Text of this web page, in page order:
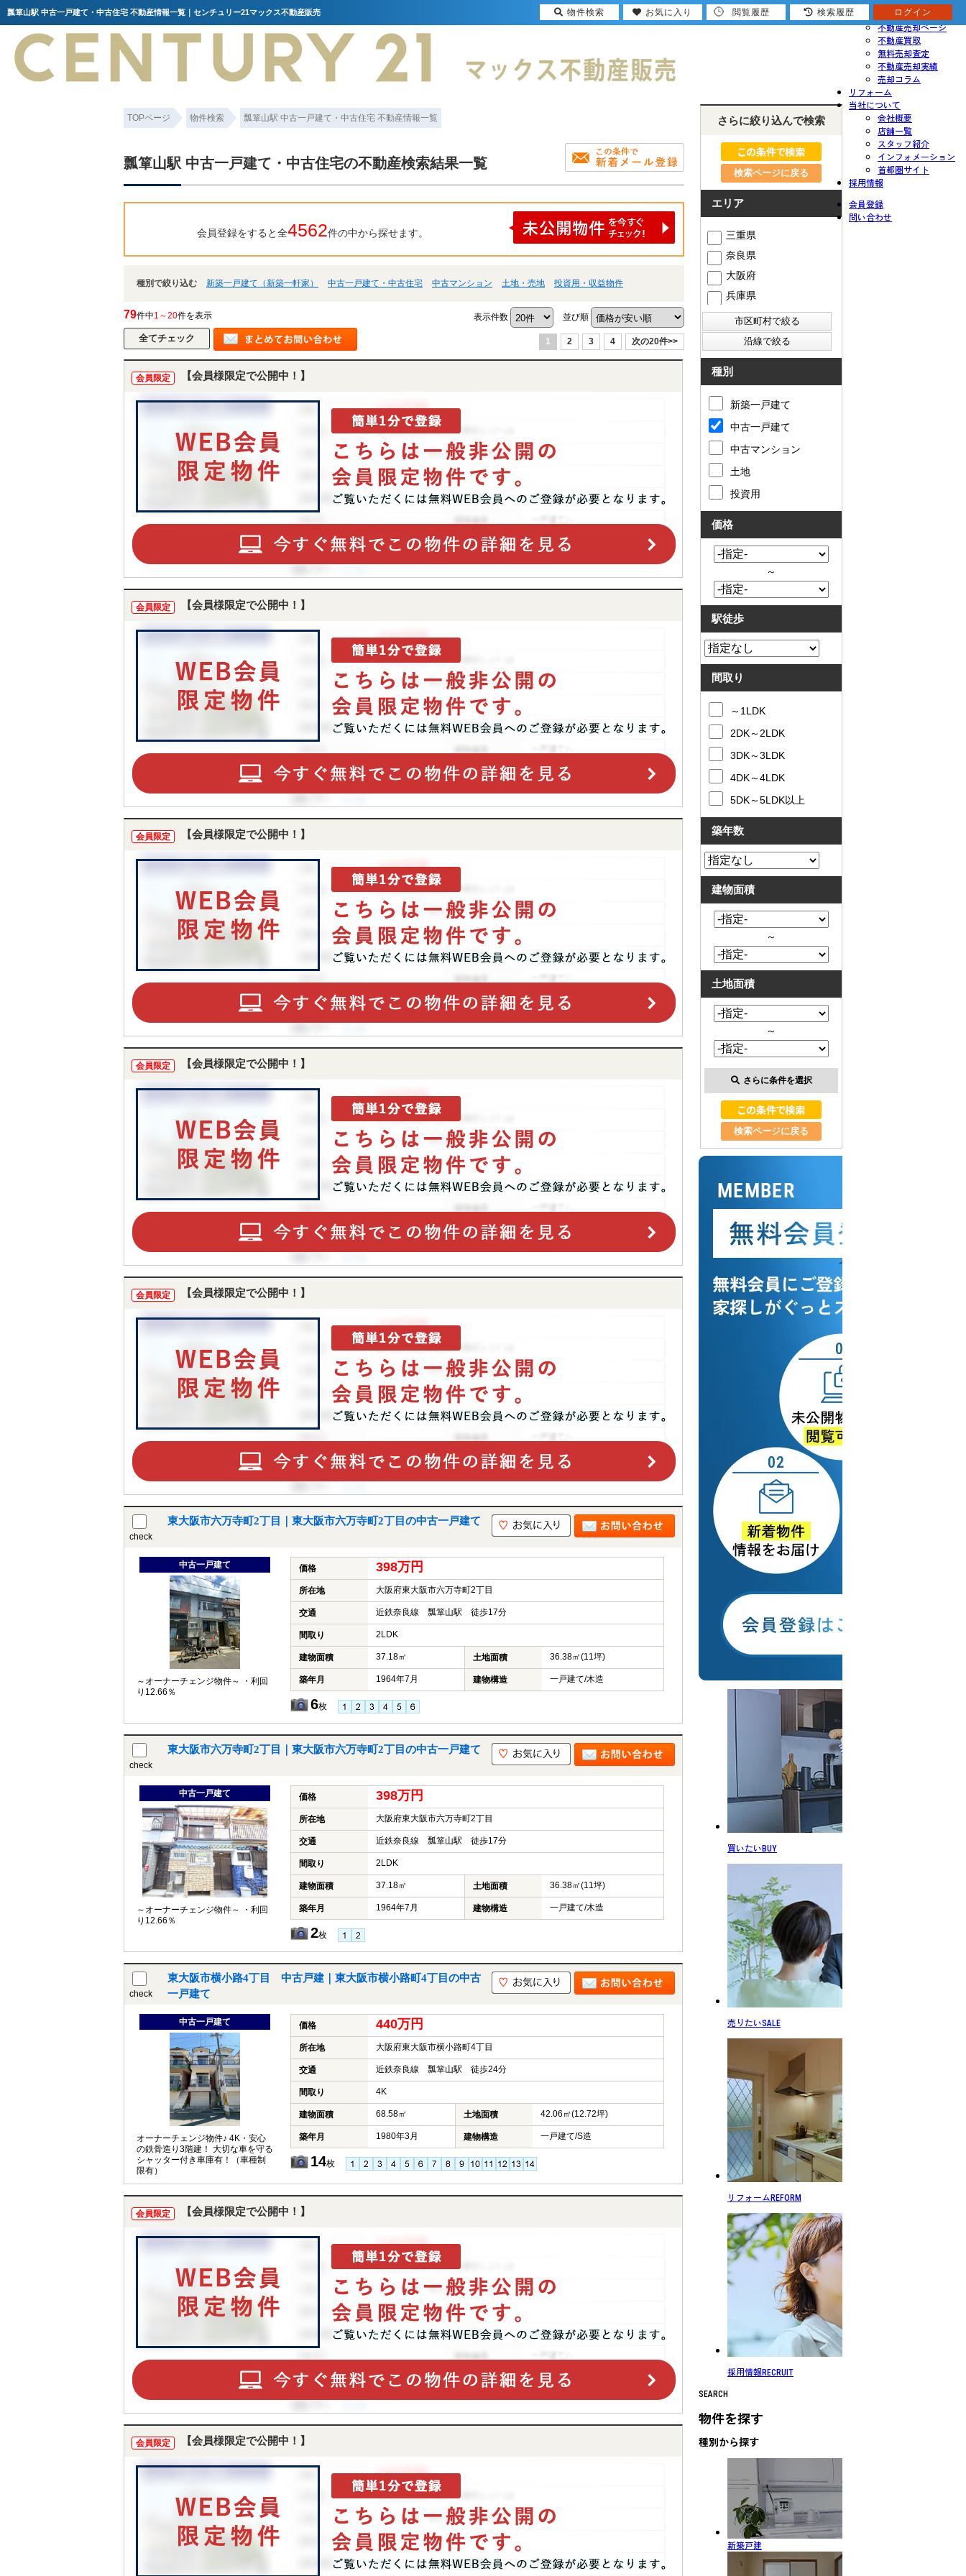
瓢箪山駅 中古一戸建て・中古住宅 不動産情報一覧｜センチュリー21マックス不動産販売
売りたい
不動産売却ページ
不動産買取
無料売却査定
不動産売却実績
売却コラム
リフォーム
当社について
会社概要
店舗一覧
スタッフ紹介
インフォメーション
首都圏サイト
採用情報
会員登録
問い合わせ
TOPページ 物件検索 瓢箪山駅 中古一戸建て・中古住宅 不動産情報一覧
瓢箪山駅 中古一戸建て・中古住宅の不動産検索結果一覧
会員登録をすると全4562件の中から探せます。
種別で絞り込む 新築一戸建て（新築一軒家） 中古一戸建て・中古住宅 中古マンション 土地・売地 投資用・収益物件
79件中1～20件を表示 表示件数 並び順
1 2 3 4 次の20件>>
会員限定 【会員様限定で公開中！】
会員限定 【会員様限定で公開中！】
会員限定 【会員様限定で公開中！】
会員限定 【会員様限定で公開中！】
会員限定 【会員様限定で公開中！】
check
東大阪市六万寺町2丁目｜東大阪市六万寺町2丁目の中古一戸建て
中古一戸建て
～オーナーチェンジ物件～ ・利回
り12.66％
価格 398万円
所在地 大阪府東大阪市六万寺町2丁目
交通 近鉄奈良線 瓢箪山駅 徒歩17分
間取り 2LDK
建物面積 37.18㎡ 土地面積 36.38㎡(11坪)
築年月 1964年7月 建物構造 一戸建て/木造
6枚
check
東大阪市六万寺町2丁目｜東大阪市六万寺町2丁目の中古一戸建て
中古一戸建て
～オーナーチェンジ物件～ ・利回
り12.66％
価格 398万円
所在地 大阪府東大阪市六万寺町2丁目
交通 近鉄奈良線 瓢箪山駅 徒歩17分
間取り 2LDK
建物面積 37.18㎡ 土地面積 36.38㎡(11坪)
築年月 1964年7月 建物構造 一戸建て/木造
2枚
check
東大阪市横小路4丁目 中古戸建｜東大阪市横小路町4丁目の中古
一戸建て
中古一戸建て
オーナーチェンジ物件♪ 4K・安心
の鉄骨造り3階建！ 大切な車を守る
シャッター付き車庫有！（車種制
限有）
価格 440万円
所在地 大阪府東大阪市横小路町4丁目
交通 近鉄奈良線 瓢箪山駅 徒歩24分
間取り 4K
建物面積 68.58㎡ 土地面積 42.06㎡(12.72坪)
築年月 1980年3月 建物構造 一戸建て/S造
14枚
会員限定 【会員様限定で公開中！】
会員限定 【会員様限定で公開中！】
さらに絞り込んで検索
検索ページに戻る
エリア
三重県
奈良県
大阪府
兵庫県
種別
新築一戸建て
中古一戸建て
中古マンション
土地
投資用
価格
～
駅徒歩
間取り
～1LDK
2DK～2LDK
3DK～3LDK
4DK～4LDK
5DK～5LDK以上
築年数
建物面積
～
土地面積
～
さらに条件を選択
検索ページに戻る
買いたい BUY
売りたいSALE
リフォーム REFORM
採用情報 RECRUIT
SEARCH
物件を探す
種別から探す
新築戸建
物件検索 お気に入り 閲覧履歴 検索履歴 ログイン